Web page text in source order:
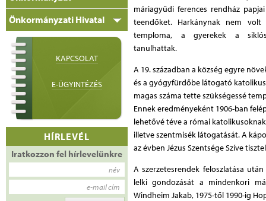
Önkormányzati Hivatal
KAPCSOLAT
E-ÜGYINTÉZÉS
HÍRLEVÉL
Iratkozzon fel hírlevelünkre
név
e-mail cím
máriagyűdi ferences rendház
teendőket. Harkánynak nem volt
temploma, a gyerekek a
tanulhattak.
A 19. században a község egyre
és a gyógyfürdőbe látogató
magas száma tette szükségessé
Ennek eredményeként 1906-ban
lehetővé téve a római
illetve szentmisék látogatását. A
az évben Jézus Szentsége Szíve
A szerzetesrendek feloszlatása
lelki gondozását a mindenkori
Windheim Jakab, 1975-től 1990-ig